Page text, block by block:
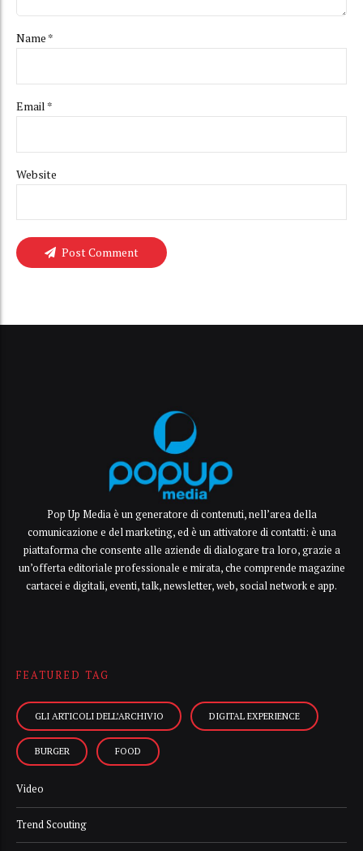
Name *
Email *
Website
Post Comment
Pop Up Media è un generatore di contenuti, nell’area della
comunicazione e del marketing, ed è un attivatore di contatti: è una
piattaforma che consente alle aziende di dialogare tra loro, grazie a
un’offerta editoriale professionale e mirata, che comprende magazine
cartacei e digitali, eventi, talk, newsletter, web, social network e app.
FEATURED TAG
GLI ARTICOLI DELL’ARCHIVIO DIGITAL EXPERIENCE
BURGER FOOD
Video
Trend Scouting